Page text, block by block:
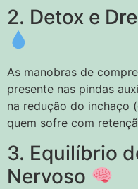
2. Detox e
As manobras de
presente nas pindas
na redução do inchaço
quem sofre com
3. Equilíbrio
Nervoso